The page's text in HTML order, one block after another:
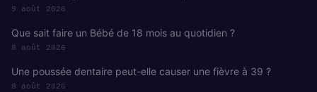
9 août 2026
Que sait faire un Bébé de 18 mois au quotidien ?
8 août 2026
Une poussée dentaire peut-elle causer une fièvre à 39 ?
8 août 2026